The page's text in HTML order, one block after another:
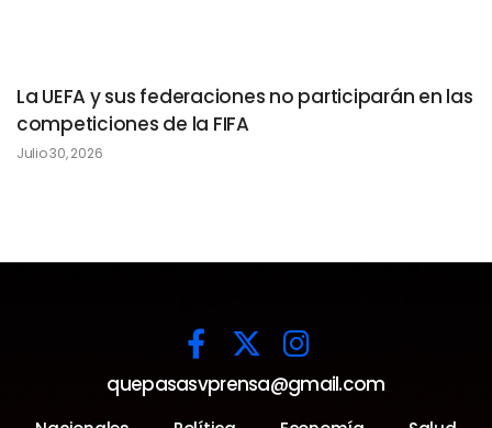
La UEFA y sus federaciones no participarán en las
competiciones de la FIFA
Julio 30, 2026
quepasasvprensa@gmail.com